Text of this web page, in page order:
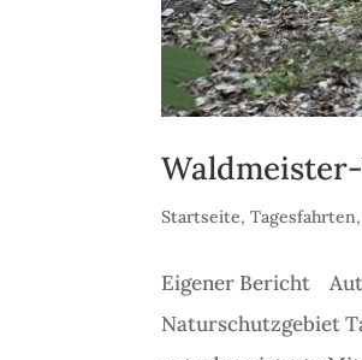
Startseite,Tagesfahrten
Eigener Bericht
Naturschutzgebiet